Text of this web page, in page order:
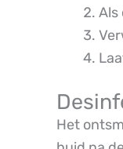
Als
Het